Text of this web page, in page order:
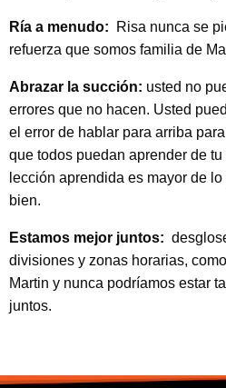
Ría a menudo:
Risa nunca se
refuerza que somos familia de
Abrazar la succión: usted no
errores que no hacen. Usted
el error de hablar para arriba
que todos puedan aprender de
lección aprendida es mayor de
bien.
Estamos mejor juntos:
divisiones y zonas horarias,
Martin y nunca podríamos estar
juntos.